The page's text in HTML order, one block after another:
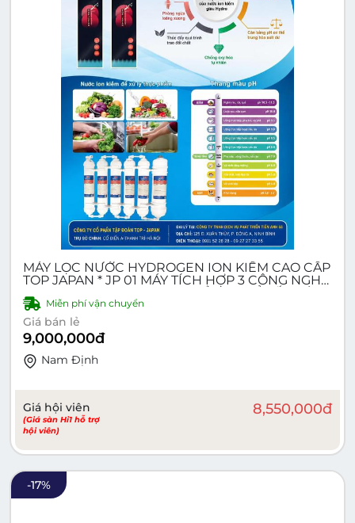
MÁY LỌC NƯỚC HYDROGEN ION KIỀM CAO CẤP
TOP JAPAN * JP 01 MÁY TÍCH HỢP 3 CÔNG NGHỆ
LOẠI NƯỚC
Miễn phí vận chuyển
Giá bán lẻ
9,000,000đ
Nam Ðịnh
Giá hội viên
(Giá sàn Hi1 hỗ trợ
hội viên)
8,550,000đ
-17%